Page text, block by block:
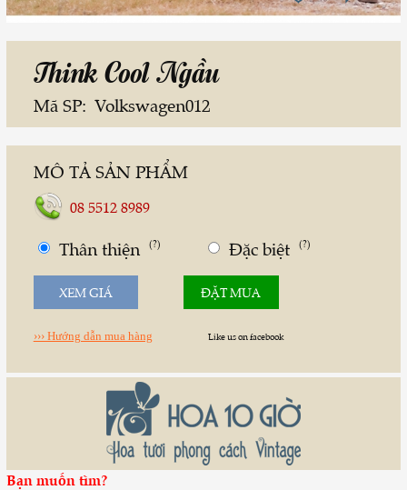
Think Cool Ngầu
Mã SP: Volkswagen012
MÔ TẢ SẢN PHẨM
08 5512 8989
Thân thiện (?) Đặc biệt (?)
XEM GIÁ ĐẶT MUA
››› Hướng dẫn mua hàng Like us on facebook
Bạn muốn tìm?